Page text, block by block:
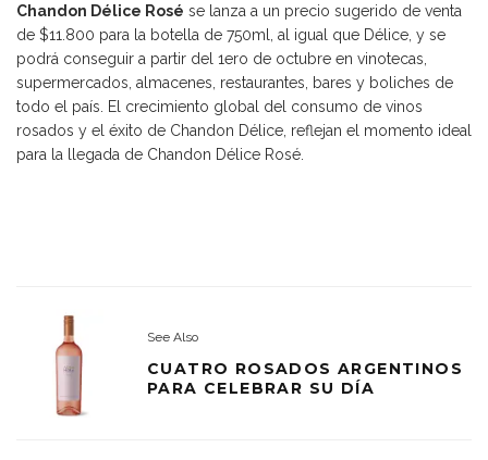
Chandon Délice Rosé se lanza a un precio sugerido de venta
de $11.800 para la botella de 750ml, al igual que Délice, y se
podrá conseguir a partir del 1ero de octubre en vinotecas,
supermercados, almacenes, restaurantes, bares y boliches de
todo el país. El crecimiento global del consumo de vinos
rosados y el éxito de Chandon Délice, reflejan el momento ideal
para la llegada de Chandon Délice Rosé.
See Also
CUATRO ROSADOS ARGENTINOS
PARA CELEBRAR SU DÍA